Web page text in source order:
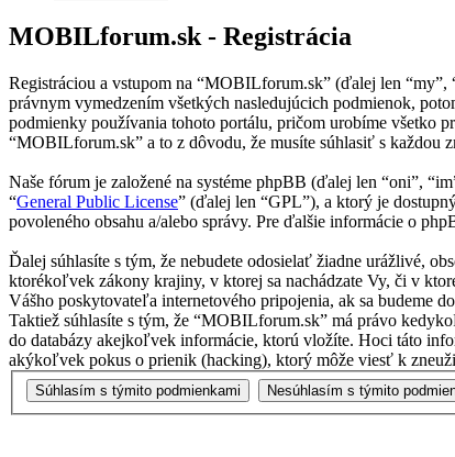
MOBILforum.sk - Registrácia
Registráciou a vstupom na “MOBILforum.sk” (ďalej len
právnym vymedzením všetkých nasledujúcich podmienok,
podmienky používania tohoto portálu, pričom urobíme všetko
“MOBILforum.sk” a to z dôvodu, že musíte súhlasiť s každou
Naše fórum je založené na systéme phpBB (ďalej len “oni”,
“General Public License” (ďalej len “GPL”), a ktorý je
povoleného obsahu a/alebo správy. Pre ďalšie informácie o
Ďalej súhlasíte s tým, že nebudete odosielať žiadne urážlivé,
ktorékoľvek zákony krajiny, v ktorej sa nachádzate Vy, či v
Vášho poskytovateľa internetového pripojenia, ak sa budeme
Taktiež súhlasíte s tým, že “MOBILforum.sk” má právo
do databázy akejkoľvek informácie, ktorú vložíte. Hoci táto
akýkoľvek pokus o prienik (hacking), ktorý môže viesť k